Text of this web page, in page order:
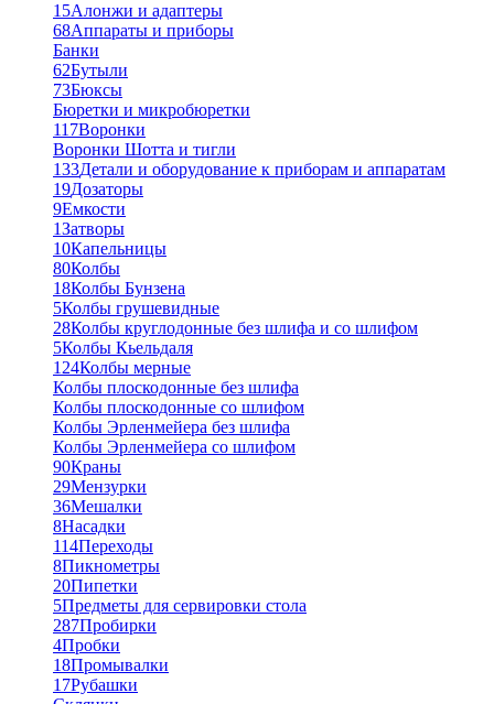
15Алонжи и адаптеры
68Аппараты и приборы
Банки
62Бутыли
73Бюксы
Бюретки и микробюретки
117Воронки
Воронки Шотта и тигли
133Детали и оборудование к приборам и аппаратам
19Дозаторы
9Емкости
1Затворы
10Капельницы
80Колбы
18Колбы Бунзена
5Колбы грушевидные
28Колбы круглодонные без шлифа и со шлифом
5Колбы Кьельдаля
124Колбы мерные
Колбы плоскодонные без шлифа
Колбы плоскодонные со шлифом
Колбы Эрленмейера без шлифа
Колбы Эрленмейера со шлифом
90Краны
29Мензурки
36Мешалки
8Насадки
114Переходы
8Пикнометры
20Пипетки
5Предметы для сервировки стола
287Пробирки
4Пробки
18Промывалки
17Рубашки